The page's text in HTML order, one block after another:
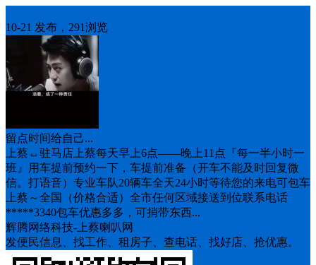
10-21 发布，291浏览
留点时间给自己...
上蔡↔️驻马店上蔡每天早上6点——晚上11点『每一半小时一
班』用车提前预约一下，车提前准备（开车不能及时回复微
信。打语音）专业车队20辆车全天24小时等待您的来电可包车
上蔡～全国（价格合适）全市任何区域接送到位联系电话
*****3340包车优惠多多，可捎带东西...
辉腾网络科技-上蔡喇叭网
发便民信息、找工作、租房子、查电话、找好店、抢优惠。